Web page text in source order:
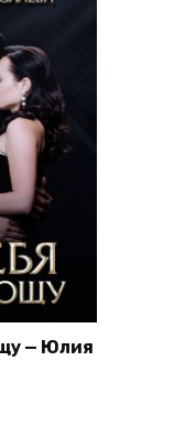
— Юлия